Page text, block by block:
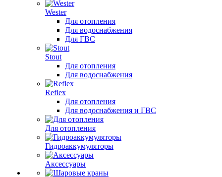
Wester
Для отопления
Для водоснабжения
Для ГВС
Stout
Для отопления
Для водоснабжения
Reflex
Для отопления
Для водоснабжения и ГВС
Для отопления
Гидроаккумуляторы
Аксессуары